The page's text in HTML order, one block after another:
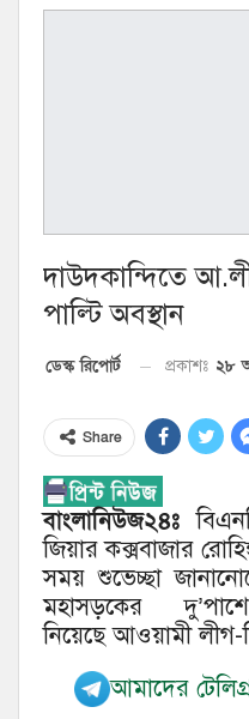
দাউদকান্দিতে
পাল্টি অবস্থান
ডেস্ক রিপোর্ট প্রকাশঃ ২৮
Share
বাংলানিউজ২৪ঃ
জিয়ার কক্সবাজার
সময় শুভেচ্ছা
মহাসড়কের
নিয়েছে আওয়ামী লীগ-
আমাদের